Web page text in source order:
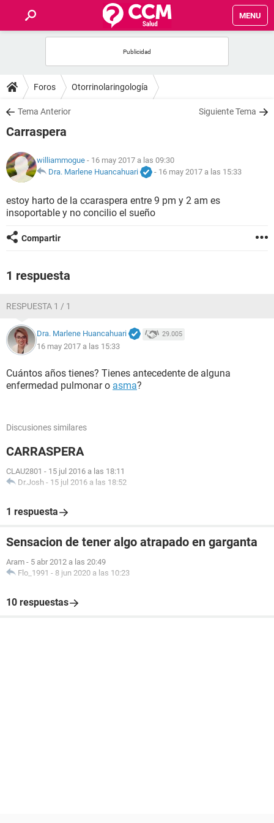
MENU
FOROS
SALUD
NUTRICIÓN
BIENESTAR
SEXUALIDAD
Foros Otorrinolaringología
Tema Anterior Siguiente Tema
Carraspera
williammogue - 16 may 2017 a las 09:30
Dra. Marlene Huancahuari
- 16 may 2017 a las 15:33
estoy harto de la ccaraspera entre 9 pm y 2 am es
insoportable y no concilio el sueño
Compartir
1 respuesta
RESPUESTA 1 / 1
Dra. Marlene Huancahuari 29.005
16 may 2017 a las 15:33
Cuántos años tienes? Tienes antecedente de alguna
enfermedad pulmonar o asma?
Discusiones similares
CARRASPERA
CLAU2801 - 15 jul 2016 a las 18:11
Dr.Josh - 15 jul 2016 a las 18:52
1 respuesta
Sensacion de tener algo atrapado en garganta
Aram - 5 abr 2012 a las 20:49
Flo_1991 - 8 jun 2020 a las 10:23
10 respuestas